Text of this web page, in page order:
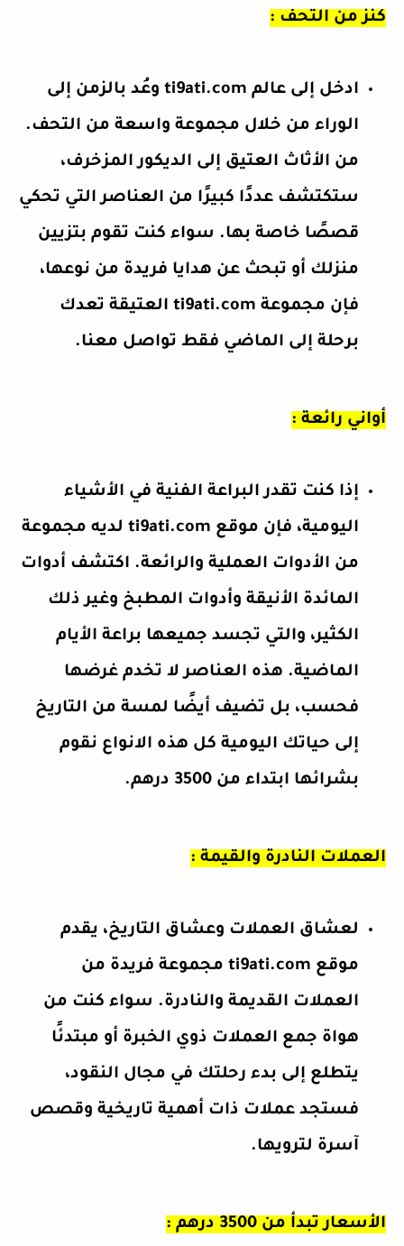
كنز من التحف :
ادخل إلى عالم ti9ati.com وعُد بالزمن إلى
الوراء من خلال مجموعة واسعة من التحف.
من الأثاث العتيق إلى الديكور المزخرف،
ستكتشف عددًا كبيرًا من العناصر التي تحكي
قصصًا خاصة بها. سواء كنت تقوم بتزيين
منزلك أو تبحث عن هدايا فريدة من نوعها،
فإن مجموعة ti9ati.com العتيقة تعدك
برحلة إلى الماضي فقط تواصل معنا.
أواني رائعة :
إذا كنت تقدر البراعة الفنية في الأشياء
اليومية، فإن موقع ti9ati.com لديه مجموعة
من الأدوات العملية والرائعة. اكتشف أدوات
المائدة الأنيقة وأدوات المطبخ وغير ذلك
الكثير، والتي تجسد جميعها براعة الأيام
الماضية. هذه العناصر لا تخدم غرضها
فحسب، بل تضيف أيضًا لمسة من التاريخ
إلى حياتك اليومية كل هذه الانواع نقوم
بشرائها ابتداء من 3500 درهم.
العملات النادرة والقيمة :
لعشاق العملات وعشاق التاريخ، يقدم
موقع ti9ati.com مجموعة فريدة من
العملات القديمة والنادرة. سواء كنت من
هواة جمع العملات ذوي الخبرة أو مبتدئًا
يتطلع إلى بدء رحلتك في مجال النقود،
فستجد عملات ذات أهمية تاريخية وقصص
آسرة لترويها.
الأسعار تبدأ من 3500 درهم :